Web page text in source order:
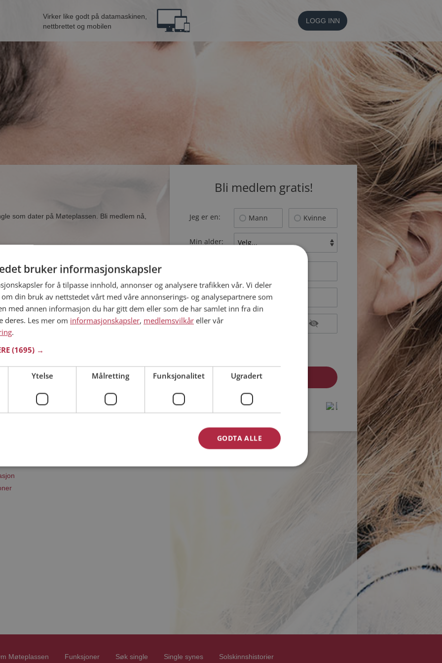
Virker like godt på datamaskinen,
nettbrettet og mobilen
LOGG INN
som dater på Møteplassen. Bli medlem nå,
år
er den rette for deg? Bli medlem og se
gjøre om kvelden. Kanskje en
som deg selv?
til riktig sted. På Møteplassen kan du bli
single i Skaun
Bli medlem gratis!
Jeg er en: Mann Kvinne
Min alder:
Allerede medlem? Logg inn her »
protected byreCAPTCHA
Privacy-Terms
protected byreCAPTCHA
Privacy-Terms
Møteplassen Funksjoner Søk single Single synes Solskinnshistorier
bruker informasjonskapsler
for å tilpasse innhold, annonser og analysere trafikken vår. Vi deler
din bruk av nettstedet vårt med våre annonserings- og analysepartnere som
med annen informasjon du har gitt dem eller som de har samlet inn fra din
deres. Les mer om informasjonskapsler, medlemsvilkår eller vår
.
(1695) →
Ytelse Målretting Funksjonalitet Ugradert
GODTA ALLE